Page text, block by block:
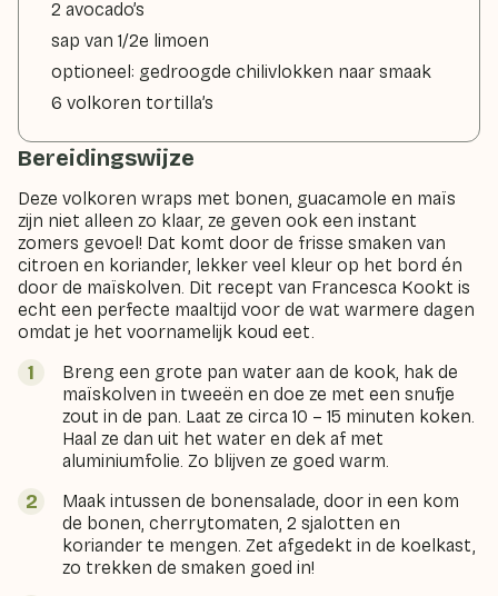
2 avocado’s
sap van 1/2e limoen
optioneel: gedroogde chilivlokken naar smaak
6 volkoren tortilla’s
Bereidingswijze
Deze volkoren wraps met bonen, guacamole en maïs
zijn niet alleen zo klaar, ze geven ook een instant
zomers gevoel! Dat komt door de frisse smaken van
citroen en koriander, lekker veel kleur op het bord én
door de maïskolven. Dit recept van Francesca Kookt is
echt een perfecte maaltijd voor de wat warmere dagen
omdat je het voornamelijk koud eet.
Breng een grote pan water aan de kook, hak de
maïskolven in tweeën en doe ze met een snufje
zout in de pan. Laat ze circa 10 – 15 minuten koken.
Haal ze dan uit het water en dek af met
aluminiumfolie. Zo blijven ze goed warm.
Maak intussen de bonensalade, door in een kom
de bonen, cherrytomaten, 2 sjalotten en
koriander te mengen. Zet afgedekt in de koelkast,
zo trekken de smaken goed in!